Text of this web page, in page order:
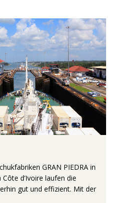
GRAN PIEDRA in
d’Ivoire laufen die
gut und effizient. Mit der